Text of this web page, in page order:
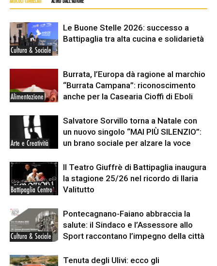
ARTICOLI CORRELATI ALTRO DALL'AUTORE
Cultura & Sociale
Le Buone Stelle 2026: successo a
Battipaglia tra alta cucina e solidarietà
Alimentazione
Burrata, l’Europa dà ragione al marchio
“Burrata Campana”: riconoscimento
anche per la Casearia Cioffi di Eboli
Arte e Creatività
Salvatore Sorvillo torna a Natale con
un nuovo singolo “MAI PIÙ SILENZIO”:
un brano sociale per alzare la voce
Battipaglia Centro
Il Teatro Giuffrè di Battipaglia inaugura
la stagione 25/26 nel ricordo di Ilaria
Valitutto
Cultura & Sociale
Pontecagnano-Faiano abbraccia la
salute: il Sindaco e l’Assessore allo
Sport raccontano l’impegno della città
Tenuta degli Ulivi: ecco gli